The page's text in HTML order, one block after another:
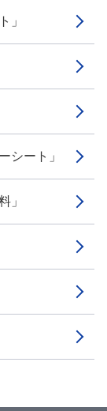
」
シート」
」